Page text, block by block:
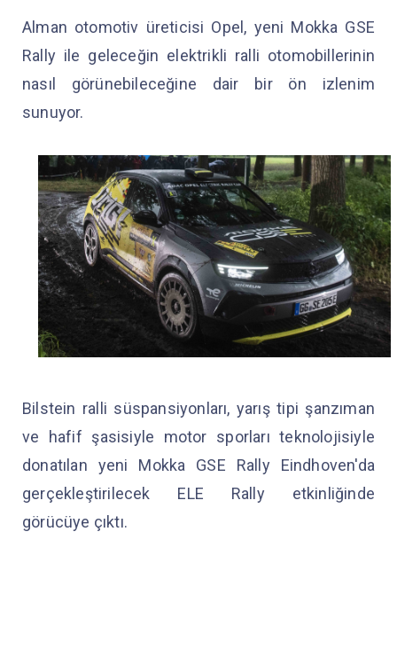
Alman otomotiv üreticisi Opel, yeni Mokka GSE
Rally ile geleceğin elektrikli ralli otomobillerinin
nasıl görünebileceğine dair bir ön izlenim
sunuyor.
Bilstein ralli süspansiyonları, yarış tipi şanzıman
ve hafif şasisiyle motor sporları teknolojisiyle
donatılan yeni Mokka GSE Rally Eindhoven'da
gerçekleştirilecek ELE Rally etkinliğinde
görücüye çıktı.